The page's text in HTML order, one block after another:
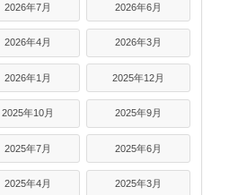
2026年7月 2026年6月
2026年4月 2026年3月
2026年1月 2025年12月
2025年10月 2025年9月
2025年7月 2025年6月
2025年4月 2025年3月